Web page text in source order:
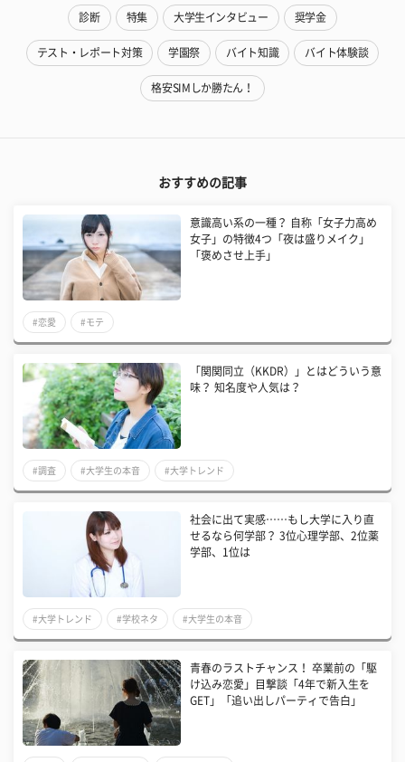
診断 特集 大学生インタビュー 奨学金
テスト・レポート対策 学園祭 バイト知識 バイト体験談
格安SIMしか勝たん！
おすすめの記事
意識高い系の一種？ 自称「女子力高め
女子」の特徴4つ「夜は盛りメイク」
「褒めさせ上手」
#恋愛 #モテ
「関関同立（KKDR）」とはどういう意
味？ 知名度や人気は？
#調査 #大学生の本音 #大学トレンド
社会に出て実感……もし大学に入り直
せるなら何学部？ 3位心理学部、2位薬
学部、1位は
#大学トレンド #学校ネタ #大学生の本音
青春のラストチャンス！ 卒業前の「駆
け込み恋愛」目撃談「4年で新入生を
GET」「追い出しパーティで告白」